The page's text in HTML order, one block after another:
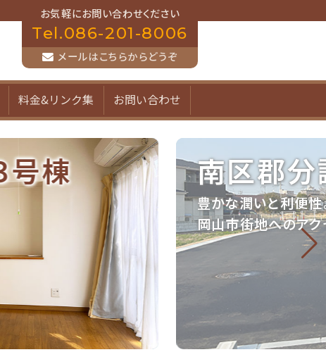
お気軽にお問い合わせください
Tel.086-201-8006
メールはこちらからどうぞ
料金&リンク集 お問い合わせ
南区郡分譲地
豊かな潤いと利便性。
岡山市街地へのアクセスも良好